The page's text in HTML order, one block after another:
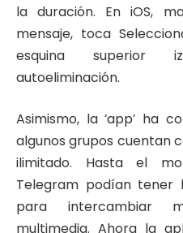
la duración. En iOS,
mensaje, toca
esquina superior
autoeliminación.
Asimismo, la ‘app’ ha
algunos grupos cuentan
ilimitado. Hasta el
Telegram podían tener
para intercambiar
multimedia. Ahora la